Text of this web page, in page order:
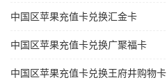
中国区苹果充值卡兑换汇金卡
中国区苹果充值卡兑换广聚福卡
中国区苹果充值卡兑换王府井购物卡